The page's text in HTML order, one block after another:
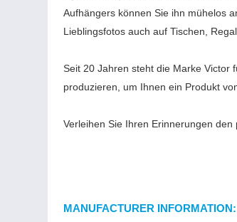
Aufhängers können Sie ihn mühelos
Lieblingsfotos auch auf Tischen,
Seit 20 Jahren steht die Marke Victor
produzieren, um Ihnen ein Produkt
Verleihen Sie Ihren Erinnerungen
MANUFACTURER INFORMATION: